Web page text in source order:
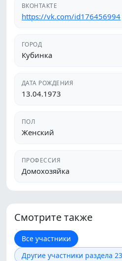
ВКОНТАКТЕ
https://vk.com/id176456994
ГОРОД
Кубинка
ДАТА РОЖДЕНИЯ
13.04.1973
ПОЛ
Женский
ПРОФЕССИЯ
Домохозяйка
Смотрите также
Все участники
Другие участники раздела